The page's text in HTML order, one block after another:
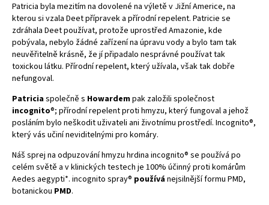
Patricia byla mezitím na dovolené na výletě v Jižní Americe, na
kterou si vzala Deet přípravek a přírodní repelent. Patricie se
zdráhala Deet používat, protože uprostřed Amazonie, kde
pobývala, nebylo žádné zařízení na úpravu vody a bylo tam tak
neuvěřitelně krásně, že jí připadalo nesprávné používat tak
toxickou látku. Přírodní repelent, který užívala, však tak dobře
nefungoval.
Patriciaspolečně s Howardempak založili společnost
incognito®; přírodní repelent proti hmyzu, který fungoval a jehož
posláním bylo neškodit uživateli ani životnímu prostředí. Incognito®,
který vás učiní neviditelnými pro komáry.
Náš sprej na odpuzování hmyzu hrdina incognito® se používá po
celém světě a v klinických testech je 100% účinný proti komárům
Aedes aegypti*. incognito spray® používánejsilnější formu PMD,
botanickou PMD.